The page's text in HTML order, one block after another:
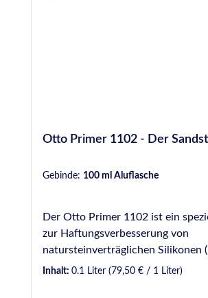
Otto Primer 1102 - Der
Gebinde: 100 ml Aluflasche
Der Otto Primer 1102 ist ein
zur Haftungsverbesserung von
natursteinverträglichen Silikonen
Ottoseal S 70, Ottoseal S 117,
Inhalt: 0.1 Liter (79,50 € / 1 Liter)